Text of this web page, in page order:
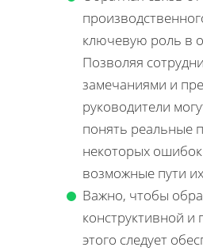
ключевую роль в
Позволяя
замечаниями и
руководители
понять реальные
некоторых
возможные пути
Важно, чтобы
конструктивной и
этого следует